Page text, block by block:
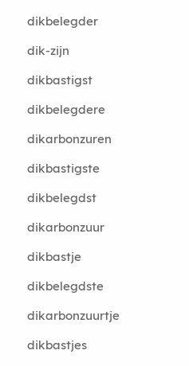
dikbelegder
dik-zijn
dikbastigst
dikbelegdere
dikarbonzuren
dikbastigste
dikbelegdst
dikarbonzuur
dikbastje
dikbelegdste
dikarbonzuurtje
dikbastjes